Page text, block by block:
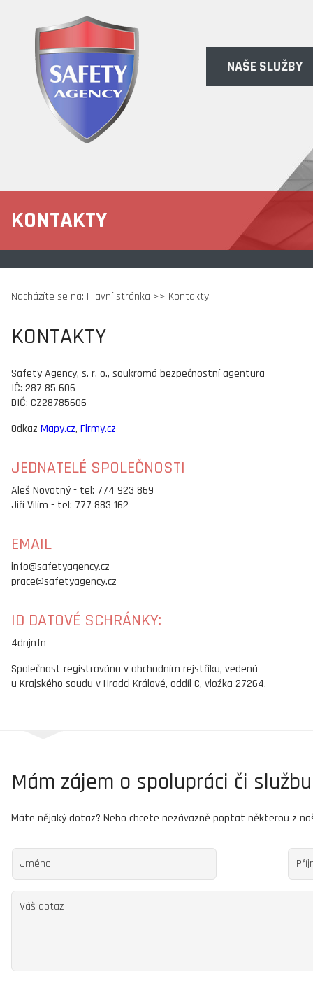
NAŠE SLUŽBY
KONTAKTY
Nacházíte se na: Hlavní stránka >> Kontakty
KONTAKTY
Safety Agency, s. r. o., soukromá bezpečnostní agentura
IČ: 287 85 606
DIČ: CZ28785606
Odkaz Mapy.cz, Firmy.cz
JEDNATELÉ SPOLEČNOSTI
Aleš Novotný - tel: 774 923 869
Jiří Vilím - tel: 777 883 162
EMAIL
info@safetyagency.cz
prace@safetyagency.cz
ID DATOVÉ SCHRÁNKY:
4dnjnfn
Společnost registrována v obchodním rejstříku, vedená
u Krajského soudu v Hradci Králové, oddíl C, vložka 27264.
Mám zájem o spolupráci či službu
Máte nějaký dotaz? Nebo chcete nezávazně poptat některou z
Jméno
Váš dotaz